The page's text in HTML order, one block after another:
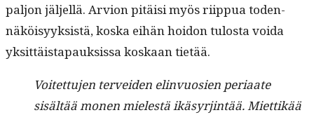
paljon jäl­jel­lä. Arvion pitäisi myös riip­pua toden­
näköisyyk­sistä, kos­ka eihän hoidon tulosta voi­da
yksit­täistapauk­sis­sa koskaan tietää.
Voitet­tu­jen ter­vei­den elin­vu­osien peri­aate
sisältää mon­en mielestä ikäsyr­jin­tää. Miet­tikää